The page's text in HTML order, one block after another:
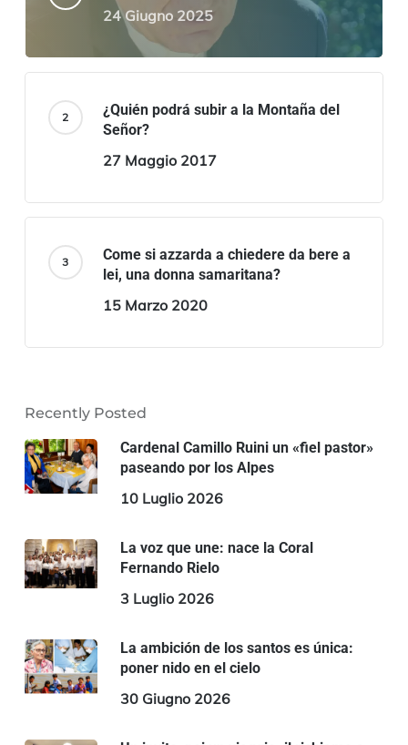
24 Giugno 2025
¿Quién podrá subir a la Montaña del
Señor?
27 Maggio 2017
Come si azzarda a chiedere da bere a
lei, una donna samaritana?
15 Marzo 2020
Recently Posted
Cardenal Camillo Ruini un «fiel pastor»
paseando por los Alpes
10 Luglio 2026
La voz que une: nace la Coral
Fernando Rielo
3 Luglio 2026
La ambición de los santos es única:
poner nido en el cielo
30 Giugno 2026